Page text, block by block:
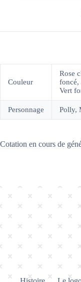
Couleur
Rose
foncé,
Vert
Personnage Polly,
Cotation en cours de